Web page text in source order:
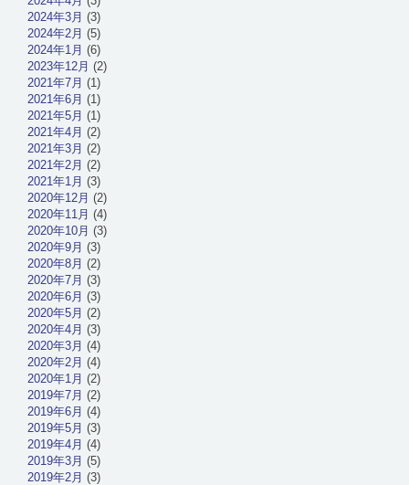
2024年3月 (3)
2024年2月 (5)
2024年1月 (6)
2023年12月 (2)
2021年7月 (1)
2021年6月 (1)
2021年5月 (1)
2021年4月 (2)
2021年3月 (2)
2021年2月 (2)
2021年1月 (3)
2020年12月 (2)
2020年11月 (4)
2020年10月 (3)
2020年9月 (3)
2020年8月 (2)
2020年7月 (3)
2020年6月 (3)
2020年5月 (2)
2020年4月 (3)
2020年3月 (4)
2020年2月 (4)
2020年1月 (2)
2019年7月 (2)
2019年6月 (4)
2019年5月 (3)
2019年4月 (4)
2019年3月 (5)
2019年2月 (3)